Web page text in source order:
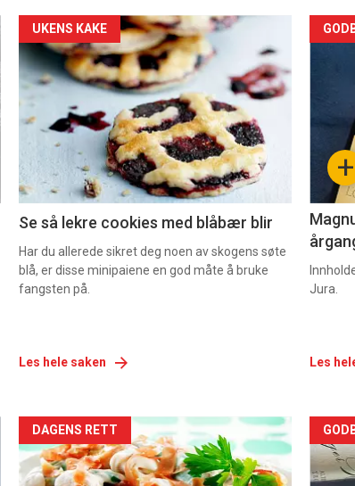
Forsiden
akkurat
nå
2
UKENS KAKE
Se så lekre cookies med blåbær blir
Har du allerede sikret deg noen av skogens søte
blå, er disse minipaiene en god måte å bruke
fangsten på.
Les hele saken
nå
+
Jura.
Les
Forsiden
akkurat
DAGENS RETT